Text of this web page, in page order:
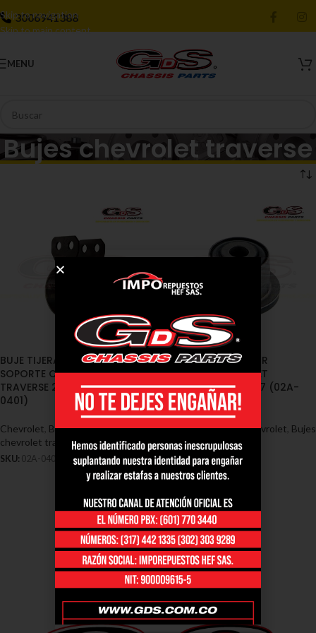
Skip to navigation
Skip to main content
3006941388
MENU
Bujes chevrolet traverse
BUJE TIJERA INFERIOR CON
SOPORTE CHEVROLET
TRAVERSE 2009/2017 (02A-
0401)
Chevrolet Bujes - Chevrolet,Bujes
chevrolet traverse
SKU: 02A-0401
BUJE TIJERA INFERIOR
PEQUEÑO CHEVROLET
TRAVERSE 2009/2017 (02A-
0402)
Chevrolet,Bujes - Chevrolet Bujes
chevrolet traverse
SKU:02A-0402